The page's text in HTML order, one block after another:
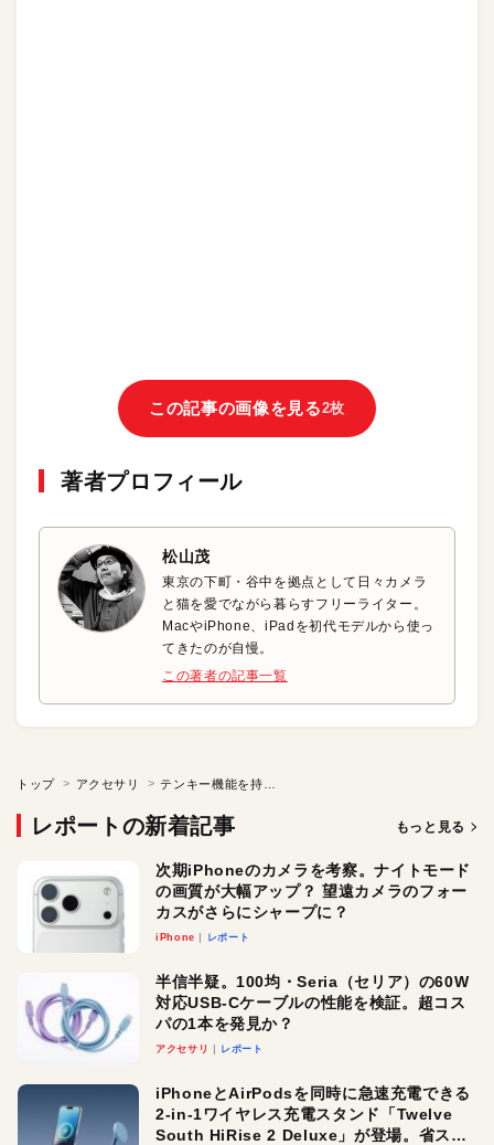
この記事の画像を見る2枚
著者プロフィール
松山茂
東京の下町・谷中を拠点として日々カメラ
と猫を愛でながら暮らすフリーライター。
MacやiPhone、iPadを初代モデルから使っ
てきたのが自慢。
この著者の記事一覧
トップ アクセサリ
レポートの新着記事 もっと見る
次期iPhoneのカメラを考察。ナイトモード
の画質が大幅アップ？ 望遠カメラのフォー
カスがさらにシャープに？
iPhone レポート
半信半疑。100均・Seria（セリア）の60W
対応USB-Cケーブルの性能を検証。超コス
パの1本を発見か？
アクセサリ レポート
iPhoneとAirPodsを同時に急速充電できる
2-in-1ワイヤレス充電スタンド「Twelve
South HiRise 2 Deluxe」が登場。省スペ